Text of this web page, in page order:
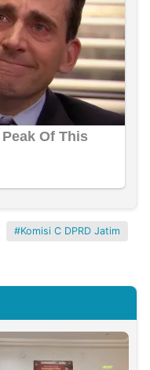
Komisi C DPRD Jatim